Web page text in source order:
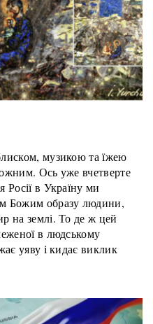
музикою та їжею
Ось уже вчетверте
Росії в Україну ми
Божим образу людини,
на землі. То де ж цей
в людському
уяву і кидає виклик